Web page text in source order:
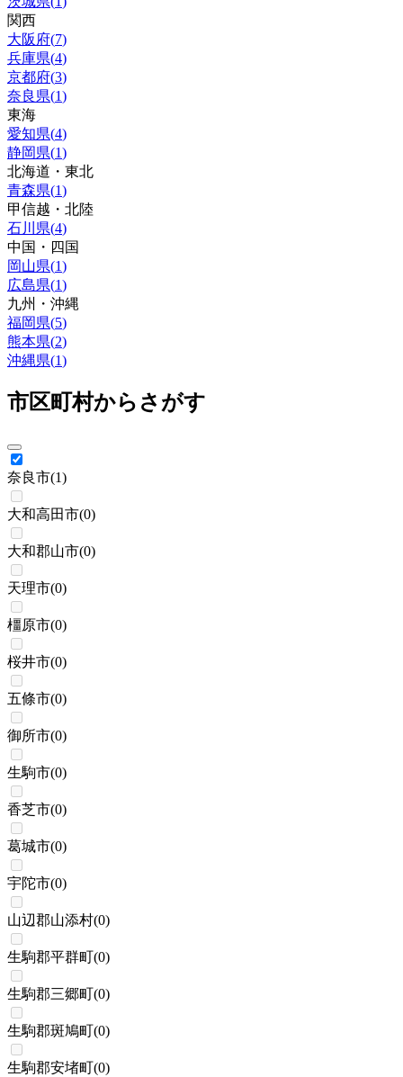
関西
大阪府(7)
兵庫県(4)
京都府(3)
奈良県(1)
東海
愛知県(4)
静岡県(1)
北海道・東北
青森県(1)
甲信越・北陸
石川県(4)
中国・四国
岡山県(1)
広島県(1)
九州・沖縄
福岡県(5)
熊本県(2)
沖縄県(1)
市区町村からさがす
奈良市(1)
大和高田市(0)
大和郡山市(0)
天理市(0)
橿原市(0)
桜井市(0)
五條市(0)
御所市(0)
生駒市(0)
香芝市(0)
葛城市(0)
宇陀市(0)
山辺郡山添村(0)
生駒郡平群町(0)
生駒郡三郷町(0)
生駒郡斑鳩町(0)
生駒郡安堵町(0)